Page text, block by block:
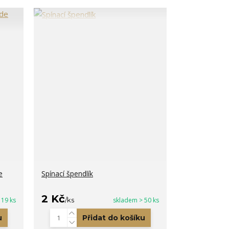
ks
Spínací špendlík
2 Kč/ks skladem > 50 ks
Přidat do košíku